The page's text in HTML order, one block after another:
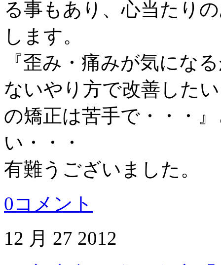
る事もあり、心当たり
します。
『歪み・痛みが気にな
ないやり方で改善した
の矯正は苦手で・・・
い・・・
有難うございました。
0コメント
12 月 27 2012